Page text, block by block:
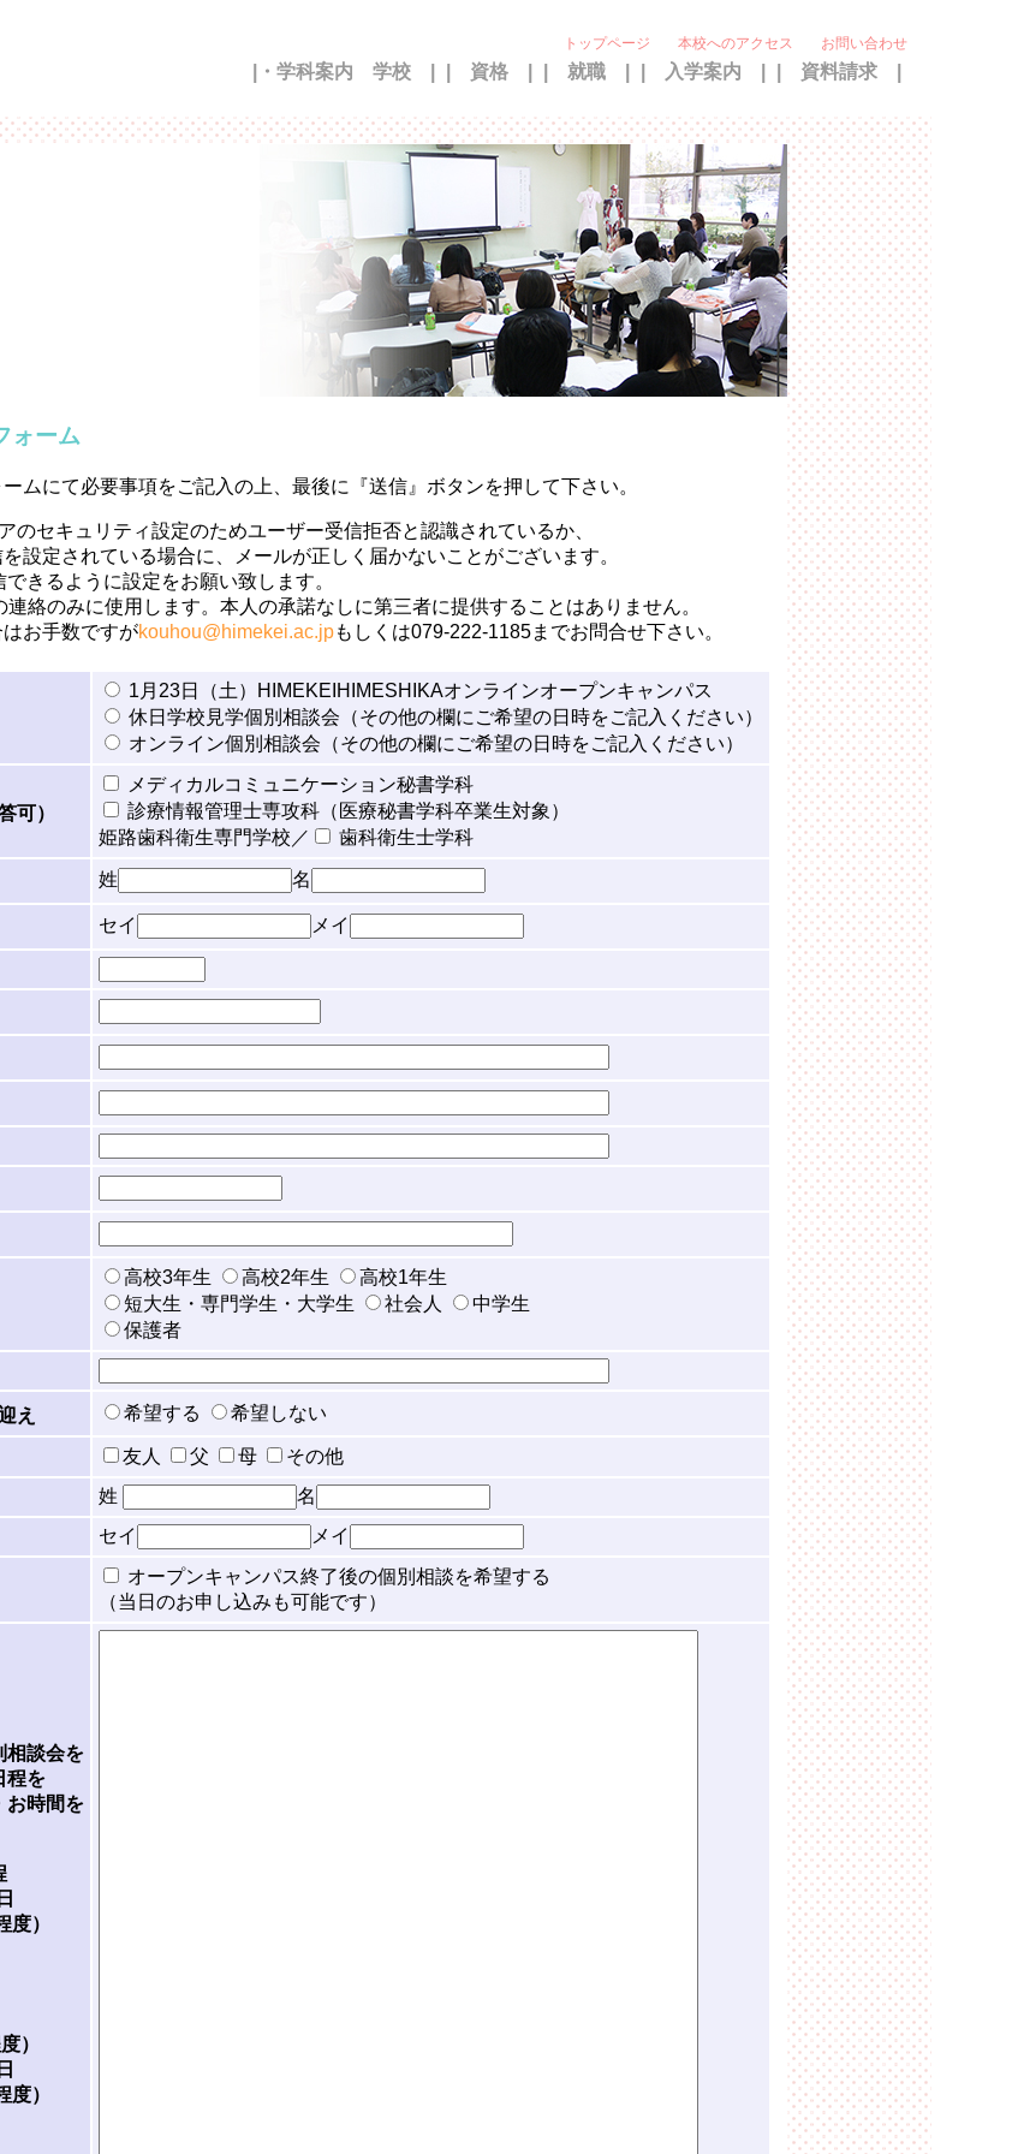
トップページ 本校へのアクセス お問い合わせ
|・学科案内 学校 | | 資格 | | 就職 | | 入学案内 | | 資料請求 |
ォーム
ムにて必要事項をご記入の上、最後に『送信』ボタンを押して下さい。
セキュリティ設定のためユーザー受信拒否と認識されているか、
設定されている場合に、メールが正しく届かないことがございます。
きるように設定をお願い致します。
絡のみに使用します。本人の承諾なしに第三者に提供することはありません。
お手数ですがkouhou@himekei.ac.jpもしくは079-222-1185までお問合せ下さい。
1月23日（土）HIMEKEIHIMESHIKAオンラインオープンキャンパス
休日学校見学個別相談会（その他の欄にご希望の日時をご記入ください）
オンライン個別相談会（その他の欄にご希望の日時をご記入ください）
可）
メディカルコミュニケーション秘書学科
診療情報管理士専攻科（医療秘書学科卒業生対象）
姫路歯科衛生専門学校／
歯科衛生士学科
姓 名
セイ メイ
高校3年生 高校2年生
高校1年生
短大生・専門学生・大学生
社会人
中学生
保護者
え 希望する 希望しない
友人 父 母
その他
姓
名
セイ メイ
オープンキャンパス終了後の個別相談を希望する
（当日のお申し込みも可能です）
相談会を
程を
お時間を
度）
）
度）